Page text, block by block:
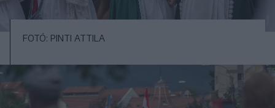
FOTÓ: PINTI ATTILA